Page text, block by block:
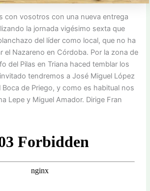
con vosotros con una nueva entrega
la jornada vigésimo sexta que
del líder como local, que no ha
el Nazareno en Córdoba. Por la zona de
del Pilas en Triana haced temblar los
tendremos a José Miguel López
Boca de Priego, y como es habitual nos
Lepe y Miguel Amador. Dirige Fran